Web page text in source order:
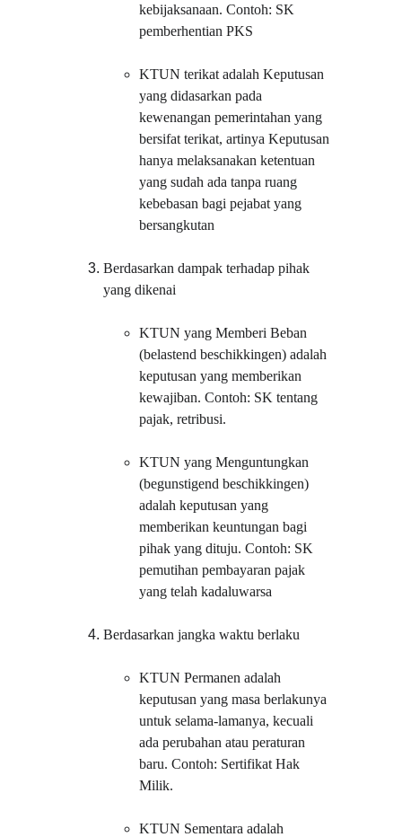
kebijaksanaan. Contoh: SK
pemberhentian PKS
KTUN terikat adalah Keputusan
yang didasarkan pada
kewenangan pemerintahan yang
bersifat terikat, artinya Keputusan
hanya melaksanakan ketentuan
yang sudah ada tanpa ruang
kebebasan bagi pejabat yang
bersangkutan
Berdasarkan dampak terhadap pihak
yang dikenai
KTUN yang Memberi Beban
(belastend beschikkingen) adalah
keputusan yang memberikan
kewajiban. Contoh: SK tentang
pajak, retribusi.
KTUN yang Menguntungkan
(begunstigend beschikkingen)
adalah keputusan yang
memberikan keuntungan bagi
pihak yang dituju. Contoh: SK
pemutihan pembayaran pajak
yang telah kadaluwarsa
Berdasarkan jangka waktu berlaku
KTUN Permanen adalah
keputusan yang masa berlakunya
untuk selama-lamanya, kecuali
ada perubahan atau peraturan
baru. Contoh: Sertifikat Hak
Milik.
KTUN Sementara adalah